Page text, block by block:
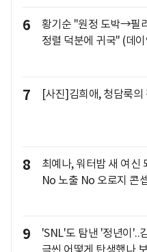
6
황기순 "원정 도박→필
정렬 덕분에 귀국" (데
7 [사진]김희애, 청담룩의
8
최예나, 워터밤 새 여신
No 노출 No 오로지 콘
9
'SNL'도 탐낸 '정년이'..